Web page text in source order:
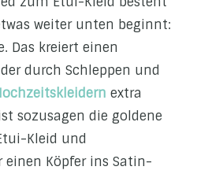
weiter unten beginnt:
Das kreiert einen
durch Schleppen und
extra
sozusagen die goldene
Kleid und
Köpfer ins Satin-